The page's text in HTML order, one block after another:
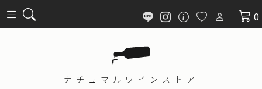
0
ナチュマル ワインストア